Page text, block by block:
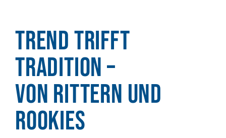
Trend trifft
Tradition –
von Rittern und
Rookies